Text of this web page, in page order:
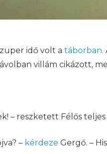
idő volt a táborban.
villám cikázott,
– reszketett Félős
– kérdeze Gergő. –